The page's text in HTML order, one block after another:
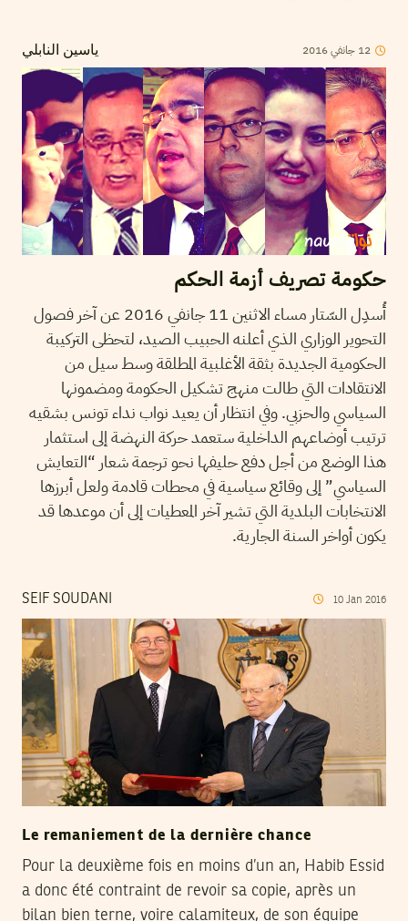
ياسين النابلي 12 جانفي2016
حكومة تصريف أزمة الحكم
أُسدِل السّتار مساء الاثنين 11 جانفي 2016 عن آخر فصول
التحوير الوزاري الذي أعلنه الحبيب الصيد، لتحظى التركيبة
الحكومية الجديدة بثقة الأغلبية المطلقة وسط سيل من
الانتقادات التي طالت منهج تشكيل الحكومة ومضمونها
السياسي والحزبي. وفي انتظار أن يعيد نواب نداء تونس بشقيه
ترتيب أوضاعهم الداخلية ستعمد حركة النهضة إلى استثمار
هذا الوضع من أجل دفع حليفها نحو ترجمة شعار “التعايش
السياسي” إلى وقائع سياسية في محطات قادمة ولعل أبرزها
الانتخابات البلدية التي تشير آخر المعطيات إلى أن موعدها قد
يكون أواخر السنة الجارية.
SEIF SOUDANI 10 Jan 2016
Le remaniement de la dernière chance
Pour la deuxième fois en moins d’un an, Habib Essid
a donc été contraint de revoir sa copie, après un
bilan bien terne, voire calamiteux, de son équipe